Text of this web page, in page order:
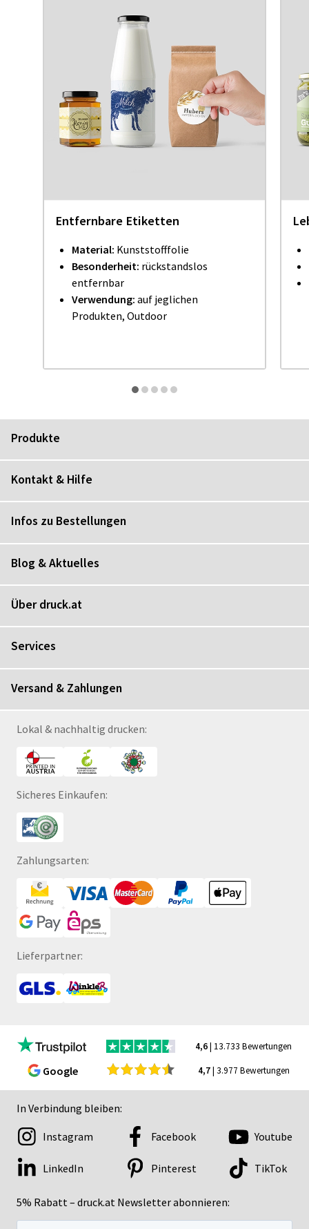
Entfernbare Etiketten
Material: Kunststofffolie
Besonderheit: rückstandslos
entfernbar
Verwendung: auf jeglichen
Produkten, Outdoor
Produkte
Kontakt & Hilfe
Infos zu Bestellungen
Blog & Aktuelles
Über druck.at
Services
Versand & Zahlungen
Lokal & nachhaltig drucken:
Sicheres Einkaufen:
Zahlungsarten:
Lieferpartner:
4,6| 13.733 Bewertungen
Google 4,7| 3.977 Bewertungen
In Verbindung bleiben:
5% Rabatt – druck.at Newsletter abonnieren:
Instagram Facebook Youtube
LinkedIn Pinterest TikTok